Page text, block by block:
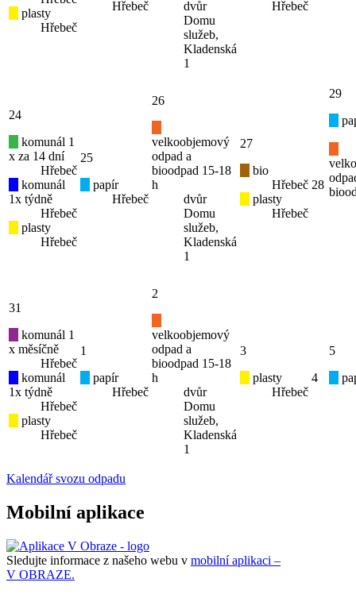
plasty
Hřebeč
Hřebeč
dvůr
Domu
služeb,
Kladenská
1
Hřebeč
24
komunál 1
x za 14 dní
Hřebeč
komunál
1x týdně
Hřebeč
plasty
Hřebeč
25
papír
Hřebeč
26
velkoobjemový
odpad a
bioodpad 15-18
h
dvůr
Domu
služeb,
Kladenská
1
27
bio
Hřebeč
plasty
Hřebeč
28
29
31
komunál 1
x měsíčně
Hřebeč
komunál
1x týdně
Hřebeč
plasty
Hřebeč
1
papír
Hřebeč
2
velkoobjemový
odpad a
bioodpad 15-18
h
dvůr
Domu
služeb,
Kladenská
1
3
plasty
Hřebeč
4
5
Kalendář svozu odpadu
Mobilní aplikace
Sledujte informace z našeho webu v mobilní aplikaci –
V OBRAZE.